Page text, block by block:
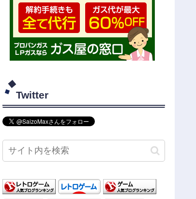
Twitter